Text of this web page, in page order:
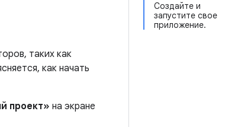
Создайте и
запустите свое
приложение.
таких как
как начать
проект» на экране